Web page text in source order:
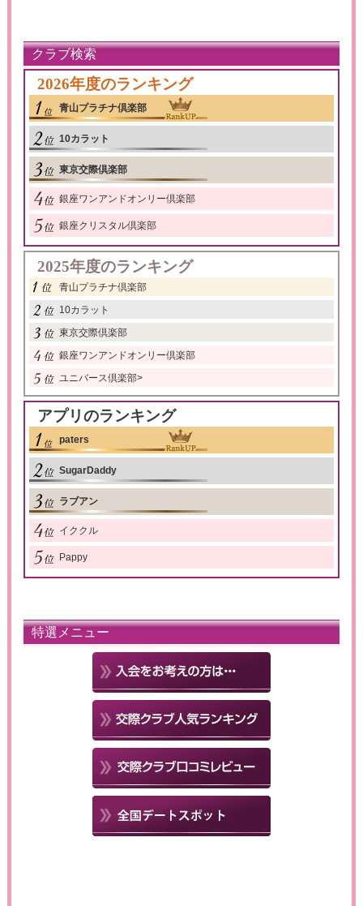
クラブ検索
2026年度のランキング
青山プラチナ倶楽部
10カラット
東京交際倶楽部
銀座ワンアンドオンリー倶楽部
銀座クリスタル倶楽部
2025年度のランキング
青山プラチナ倶楽部
10カラット
東京交際倶楽部
銀座ワンアンドオンリー倶楽部
ユニバース倶楽部>
アプリのランキング
paters
SugarDaddy
ラブアン
イククル
Pappy
特選メニュー